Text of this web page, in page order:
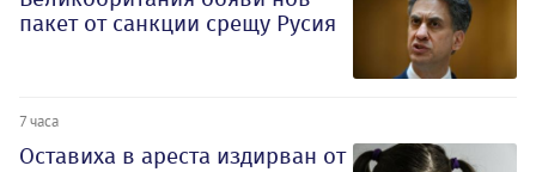
пакет от санкции срещу Русия
7 часа
Оставиха в ареста издирван от